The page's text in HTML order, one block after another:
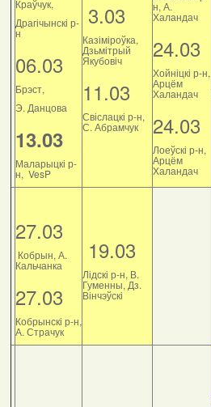
Краўчук,
Драгічынскі р-
н
06.03
Брэст,
Э. Данцова
13.03
Маларыцкі р-
н, VesP
3.03
Казіміроўка,
Дзьмітрый
Якубовіч
11.03
Свіслацкі р-н,
С. Абрамчук
н, А.
Халандач
24.03
Хойніцкі р-н,
Арцём
Халандач
24.03
Лоеўскі р-н,
Арцём
Халандач
27.03
Кобрын, А.
Кальчанка
27.03
Кобрынскі р-н,
А. Страчук
19.03
Лідскі р-н, В.
Гуменны, Дз.
Вінчэўскі